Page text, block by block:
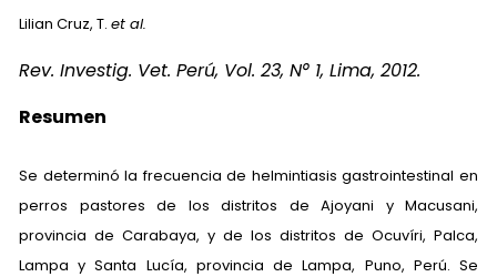
Lilian Cruz, T. et al.
Rev. Investig. Vet. Perú, Vol. 23, N° 1, Lima, 2012.
Resumen
Se determinó la frecuencia de helmintiasis gastrointestinal en
perros pastores de los distritos de Ajoyani y Macusani,
provincia de Carabaya, y de los distritos de Ocuvíri, Palca,
Lampa y Santa Lucía, provincia de Lampa, Puno, Perú. Se